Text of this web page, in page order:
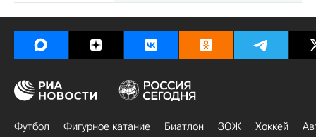
Футбол Фигурное катание Биатлон ЗОЖ Хоккей